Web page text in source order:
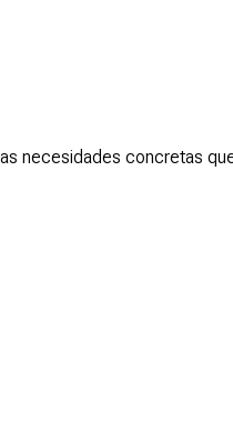
necesidades concretas